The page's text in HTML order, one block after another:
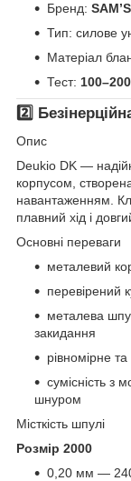
Бренд:
Тип: силове
Матеріал
Тест:
2️⃣
Опис
Deukio DK —
корпусом,
навантаженням.
плавний хід і
Основні переваги
металевий
перевірений
металева
закидання
рівномірне
сумісність з
шнуром
Місткість шпулі
Розмір 2000
0,20 мм —